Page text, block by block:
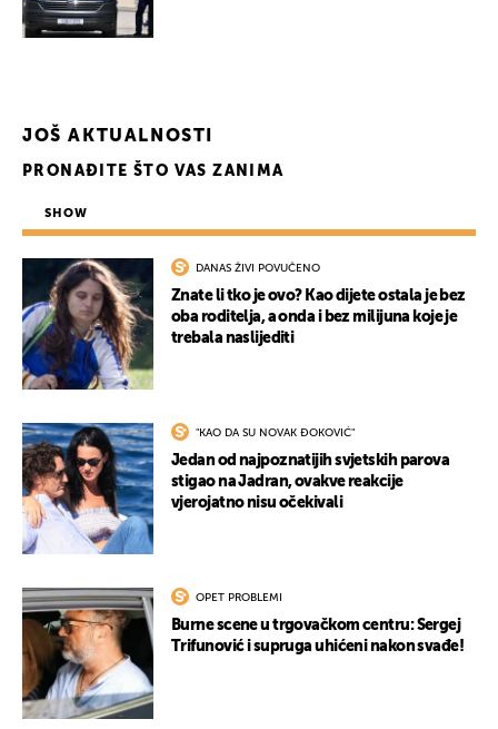
JOŠ AKTUALNOSTI
PRONAĐITE ŠTO VAS ZANIMA
SHOW
DANAS ŽIVI POVUČENO
Znate li tko je ovo? Kao dijete ostala je bez
oba roditelja, a onda i bez milijuna koje je
trebala naslijediti
"KAO DA SU NOVAK ĐOKOVIĆ"
Jedan od najpoznatijih svjetskih parova
stigao na Jadran, ovakve reakcije
vjerojatno nisu očekivali
OPET PROBLEMI
Burne scene u trgovačkom centru: Sergej
Trifunović i supruga uhićeni nakon svađe!